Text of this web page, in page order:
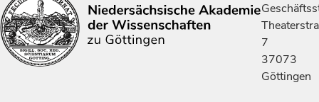
7
37073
Göttingen